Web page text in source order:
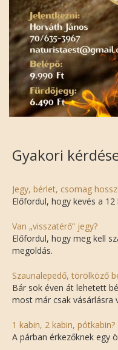
Gyakori
Jegy, bérlet, csomag
Előfordul, hogy kevés a
Van „visszatérő” jegy?
Előfordul, hogy meg kell
megoldás.
Szaunalepedő, törölköző
Bár sok éven át lehetett
most már csak vásárlásra
1 kabin, 2 kabin, pótkabin?
A párban érkezőknek egy